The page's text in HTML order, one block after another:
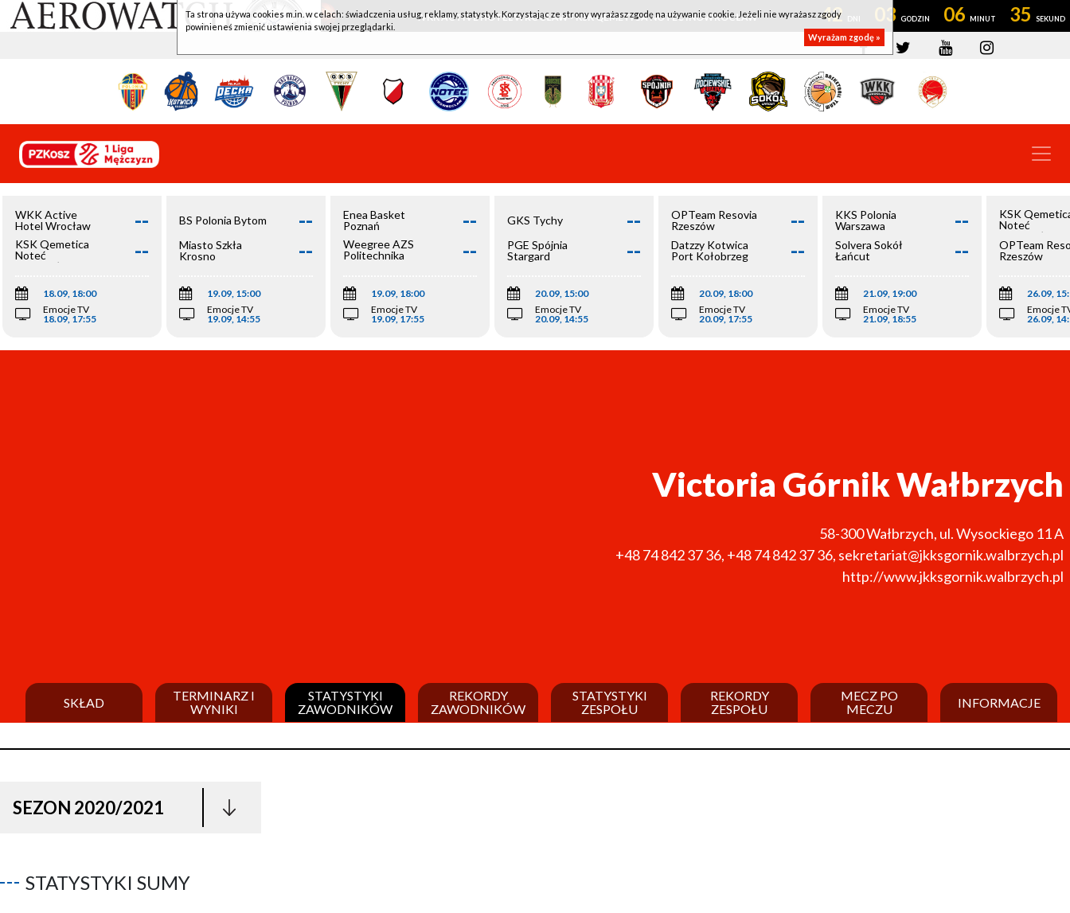
WKK ACTIVE HOTEL WROCŁAW - KSK QEMETICA NOTEĆ INOWROCŁAW 42 03 06 34
WKK Active
Hotel Wrocław
--
KSK Qemetica
Noteć
Inowrocław
--
18.09, 18:00
Emocje TV
18.09, 17:55
BS Polonia Bytom --
Miasto Szkła
Krosno
--
19.09, 15:00
Emocje TV
19.09, 14:55
Enea Basket
Poznań
--
Weegree AZS
Politechnika
--
19.09, 18:00
Emocje TV
19.09, 17:55
GKS Tychy --
PGE Spójnia
Stargard
--
20.09, 15:00
Emocje TV
20.09, 14:55
OPTeam Resovia
Rzeszów
--
Datzzy Kotwica
Port Kołobrzeg
--
20.09, 18:00
Emocje TV
20.09, 17:55
KKS Polonia
Warszawa
--
Solvera Sokół
Łańcut
--
21.09, 19:00
Emocje TV
21.09, 18:55
KSK
Noteć
Inowrocław
OPTeam
Rzeszów
26.09,
Emocje
26.09,
Victoria Górnik Wałbrzych
58-300Wałbrzych, ul. Wysockiego 11 A
+48 74 842 37 36, +48 74 842 37 36, sekretariat@jkksgornik.walbrzych.pl
http://www.jkksgornik.walbrzych.pl
SKŁAD
TERMINARZ I
WYNIKI
STATYSTYKI
ZAWODNIKÓW
REKORDY
ZAWODNIKÓW
STATYSTYKI
ZESPOŁU
REKORDY
ZESPOŁU
MECZ PO
MECZU
INFORMACJE
SEZON 2020/2021
STATYSTYKI SUMY
Ta strona używa cookies m.in. w celach: świadczenia usług, reklamy, statystyk. Korzystając ze strony wyrażasz zgodę na używanie cookie. Jeżeli nie wyrażasz zgody
powinieneś zmienić ustawienia swojej przeglądarki.
Wyrażam zgodę »